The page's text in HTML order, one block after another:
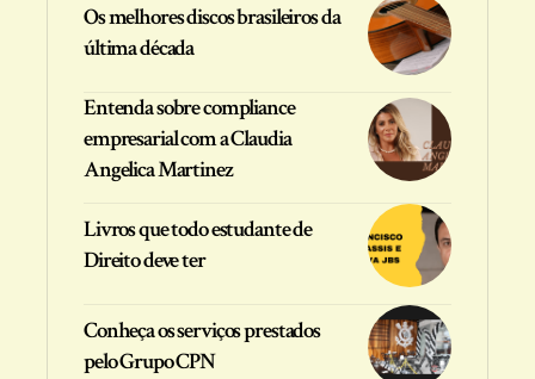
Os melhores discos brasileiros da
última década
Entenda sobre compliance
empresarial com a Claudia
Angelica Martinez
Livros que todo estudante de
Direito deve ter
Conheça os serviços prestados
pelo Grupo CPN